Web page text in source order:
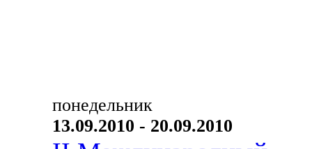
понедельник
13.09.2010 - 20.09.2010